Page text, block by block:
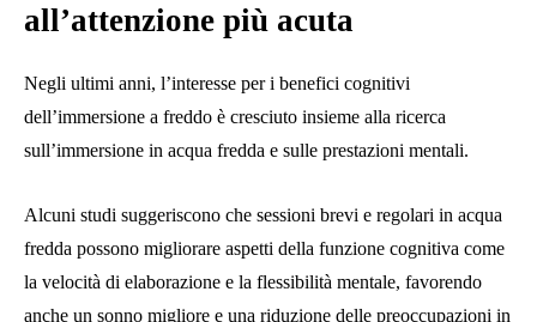
all’attenzione più acuta
Negli ultimi anni, l’interesse per i benefici cognitivi
dell’immersione a freddo è cresciuto insieme alla ricerca
sull’immersione in acqua fredda e sulle prestazioni mentali.
Alcuni studi suggeriscono che sessioni brevi e regolari in acqua
fredda possono migliorare aspetti della funzione cognitiva come
la velocità di elaborazione e la flessibilità mentale, favorendo
anche un sonno migliore e una riduzione delle preoccupazioni in